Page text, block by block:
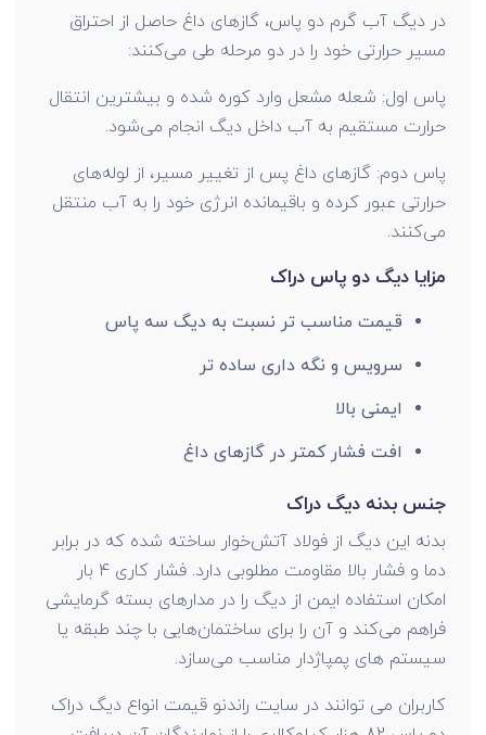
در دیگ آب گرم دو پاس، گازهای داغ حاصل از احتراق
مسیر حرارتی خود را در دو مرحله طی می‌کنند:
پاس اول: شعله مشعل وارد کوره شده و بیشترین انتقال
حرارت مستقیم به آب داخل دیگ انجام می‌شود.
پاس دوم: گازهای داغ پس از تغییر مسیر، از لوله‌های
حرارتی عبور کرده و باقیمانده انرژی خود را به آب منتقل
می‌کنند.
مزایا دیگ دو پاس دراک
قیمت مناسب تر نسبت به دیگ سه پاس
سرویس و نگه داری ساده تر
ایمنی بالا
افت فشار کمتر در گازهای داغ
جنس بدنه دیگ دراک
بدنه این دیگ از فولاد آتش‌خوار ساخته شده که در برابر
دما و فشار بالا مقاومت مطلوبی دارد. فشار کاری ۴ بار
امکان استفاده ایمن از دیگ را در مدارهای بسته گرمایشی
فراهم می‌کند و آن را برای ساختمان‌هایی با چند طبقه یا
سیستم‌ های پمپاژدار مناسب می‌سازد.
کاربران می توانند در سایت راندنو قیمت انواع دیگ دراک